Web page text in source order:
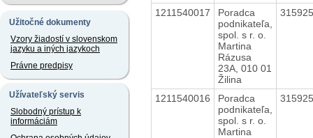
Užitočné dokumenty
Vzory žiadostí v slovenskom
jazyku a iných jazykoch
Právne predpisy
Užívateľský servis
Slobodný prístup k
informáciám
1211540017
Poradca
podnikateľa,
spol. s r. o.
Martina
Rázusa
23A, 010 01
Žilina
1211540016
Poradca
podnikateľa,
spol. s r. o.
Martina